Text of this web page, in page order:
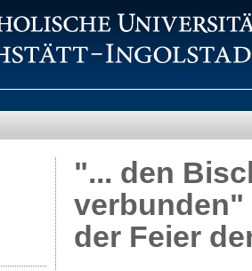
"... den
verbunden"
der Feier